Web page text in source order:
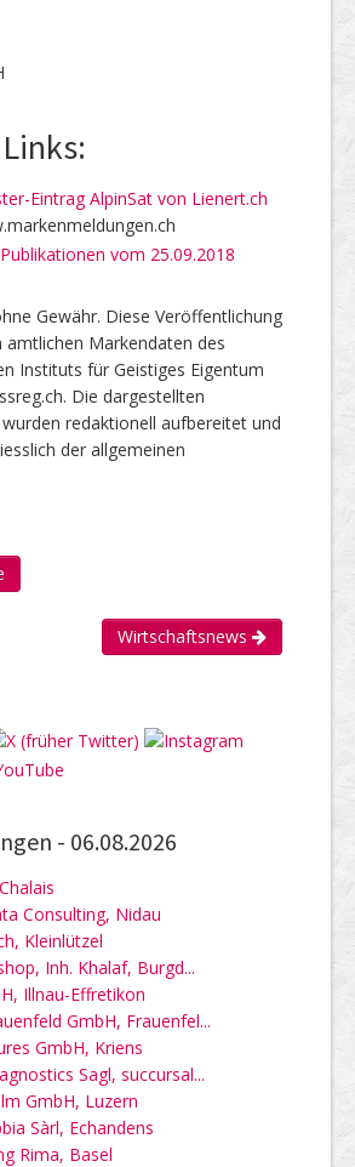
Eintrag AlpinSat von Lienert.ch
vom 25.09.2018
Gewähr. Diese Veröffentlichung
amtlichen Markendaten des
Instituts für Geistiges Eigentum
Die dargestellten
redaktionell aufbereitet und
der allgemeinen
Wirtschaftsnews
- 06.08.2026
Consulting, Nidau
Kleinlützel
Inh. Khalaf, Burgd...
Illnau-Effretikon
GmbH, Frauenfel...
GmbH, Kriens
Sagl, succursal...
GmbH, Luzern
Sàrl, Echandens
Rima, Basel